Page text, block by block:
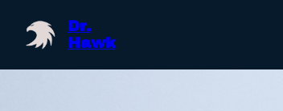
contenuto
Dr.
Hawk